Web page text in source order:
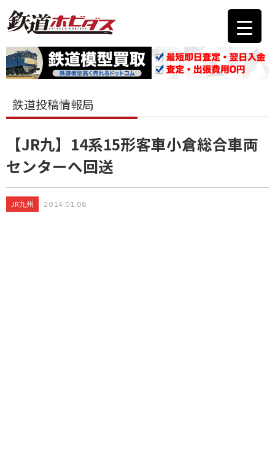
鉄道投稿情報局
【JR九】14系15形客車小倉総合車両
センターへ回送
JR九州 2014.01.08